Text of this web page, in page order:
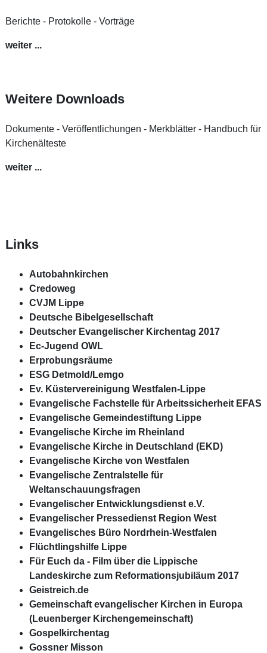
Berichte - Protokolle - Vorträge
weiter ...
Weitere Downloads
Dokumente - Veröffentlichungen - Merkblätter - Handbuch für
Kirchenälteste
weiter ...
Links
Autobahnkirchen
Credoweg
CVJM Lippe
Deutsche Bibelgesellschaft
Deutscher Evangelischer Kirchentag 2017
Ec-Jugend OWL
Erprobungsräume
ESG Detmold/Lemgo
Ev. Küstervereinigung Westfalen-Lippe
Evangelische Fachstelle für Arbeitssicherheit EFAS
Evangelische Gemeindestiftung Lippe
Evangelische Kirche im Rheinland
Evangelische Kirche in Deutschland (EKD)
Evangelische Kirche von Westfalen
Evangelische Zentralstelle für
Weltanschauungsfragen
Evangelischer Entwicklungsdienst e.V.
Evangelischer Pressedienst Region West
Evangelisches Büro Nordrhein-Westfalen
Flüchtlingshilfe Lippe
Für Euch da - Film über die Lippische
Landeskirche zum Reformationsjubiläum 2017
Geistreich.de
Gemeinschaft evangelischer Kirchen in Europa
(Leuenberger Kirchengemeinschaft)
Gospelkirchentag
Gossner Misson